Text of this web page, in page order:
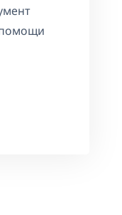
помощи